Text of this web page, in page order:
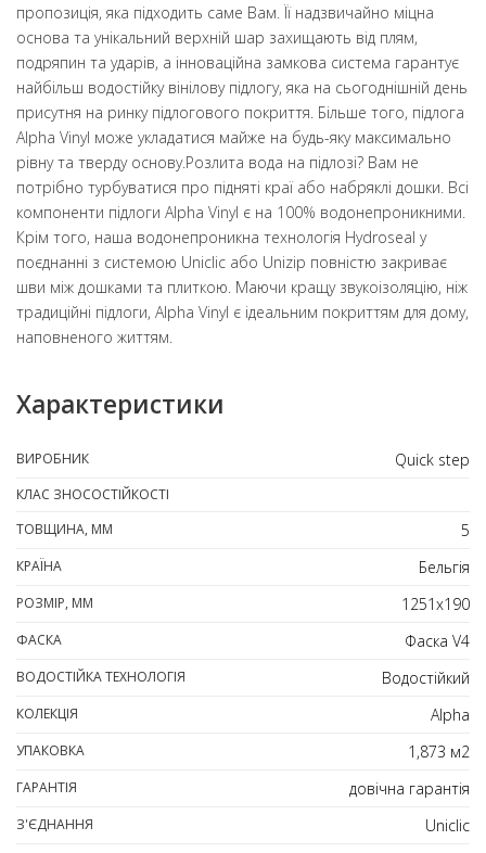
пропозиція, яка підходить саме Вам. Її надзвичайно міцна
основа та унікальний верхній шар захищають від плям,
подряпин та ударів, а інноваційна замкова система гарантує
найбільш водостійку вінілову підлогу, яка на сьогоднішній день
присутня на ринку підлогового покриття. Більше того, підлога
Alpha Vinyl може укладатися майже на будь-яку максимально
рівну та тверду основу.Розлита вода на підлозі? Вам не
потрібно турбуватися про підняті краї або набряклі дошки. Всі
компоненти підлоги Alpha Vinyl є на 100% водонепроникними.
Крім того, наша водонепроникна технологія Hydroseal у
поєднанні з системою Uniclic або Unizip повністю закриває
шви між дошками та плиткою. Маючи кращу звукоізоляцію, ніж
традиційні підлоги, Alpha Vinyl є ідеальним покриттям для дому,
наповненого життям.
Характеристики
ВИРОБНИК Quick step
КЛАС ЗНОСОСТІЙКОСТІ
ТОВЩИНА, ММ
5
КРАЇНА Бельгія
РОЗМІР, ММ 1251х190
ФАСКА Фаска V4
ВОДОСТІЙКА ТЕХНОЛОГІЯ Водостійкий
КОЛЕКЦІЯ Alpha
УПАКОВКА 1,873 м2
ГАРАНТІЯ довічна гарантія
З'ЄДНАННЯ Uniclic